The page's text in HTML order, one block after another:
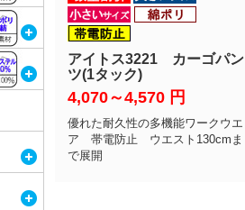
アイトス3221 カーゴパン
ツ(1タック)
4,070～4,570 円
優れた耐久性の多機能ワークウエ
ア 帯電防止 ウエスト130cmま
で展開